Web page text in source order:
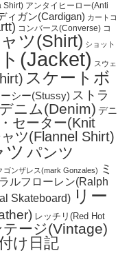
Shirt) アンタイヒーロー(Anti
ィガン(Cardigan) カートコ
コンバース(Converse) コ
ツ(Shirt) ショット
(Jacket) スウェ
スケートボ
シー(Stussy) ストラ
デニム(Denim) デニ
セーター(Knit
ツ(Flannel Shirt)
ツ パンツ
ゴンザレス(mark Gonzales)
ミ
ラルフローレン(Ralph
Skateboard) リー
レッチリ(Red Hot
ージ(Vintage)
け日記